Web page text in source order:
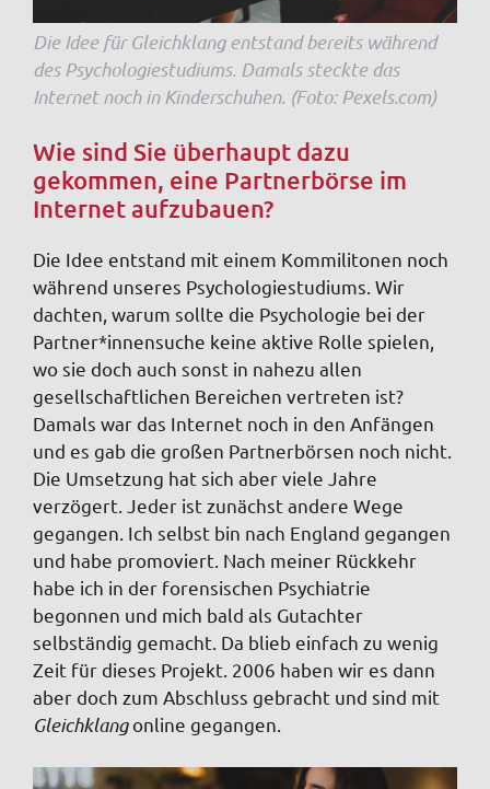
Die Idee für Gleichklang entstand bereits während
des Psychologiestudiums. Damals steckte das
Internet noch in Kinderschuhen. (Foto: Pexels.com)
Wie sind Sie überhaupt dazu
gekommen, eine Partnerbörse im
Internet aufzubauen?
Die Idee entstand mit einem Kommilitonen noch
während unseres Psychologiestudiums. Wir
dachten, warum sollte die Psychologie bei der
Partner*innensuche keine aktive Rolle spielen,
wo sie doch auch sonst in nahezu allen
gesellschaftlichen Bereichen vertreten ist?
Damals war das Internet noch in den Anfängen
und es gab die großen Partnerbörsen noch nicht.
Die Umsetzung hat sich aber viele Jahre
verzögert. Jeder ist zunächst andere Wege
gegangen. Ich selbst bin nach England gegangen
und habe promoviert. Nach meiner Rückkehr
habe ich in der forensischen Psychiatrie
begonnen und mich bald als Gutachter
selbständig gemacht. Da blieb einfach zu wenig
Zeit für dieses Projekt. 2006 haben wir es dann
aber doch zum Abschluss gebracht und sind mit
Gleichklangonline gegangen.